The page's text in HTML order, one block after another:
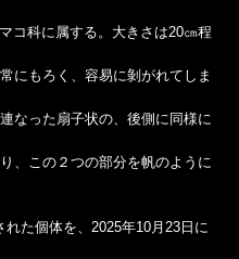
コ科に属する。大きさは20㎝程
にもろく、容易に剝がれてしま
なった扇子状の、後側に同様に
、この２つの部分を帆のように
た個体を、2025年10月23日に